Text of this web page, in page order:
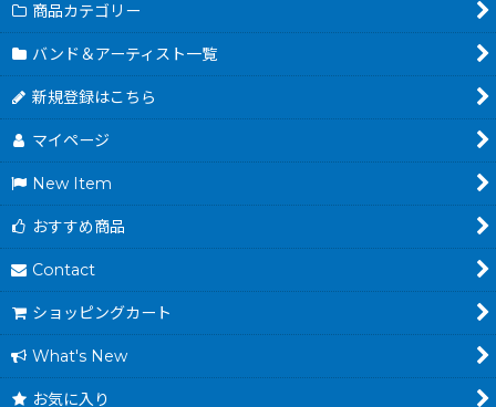
商品カテゴリー
バンド＆アーティスト一覧
新規登録はこちら
マイページ
New Item
おすすめ商品
Contact
ショッピングカート
What's New
お気に入り